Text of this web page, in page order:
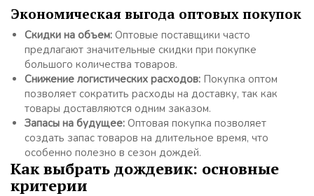
Экономическая выгода оптовых покупок
Скидки на объем: Оптовые поставщики часто
предлагают значительные скидки при покупке
большого количества товаров.
Снижение логистических расходов: Покупка оптом
позволяет сократить расходы на доставку, так как
товары доставляются одним заказом.
Запасы на будущее: Оптовая покупка позволяет
создать запас товаров на длительное время, что
особенно полезно в сезон дождей.
Как выбрать дождевик: основные
критерии